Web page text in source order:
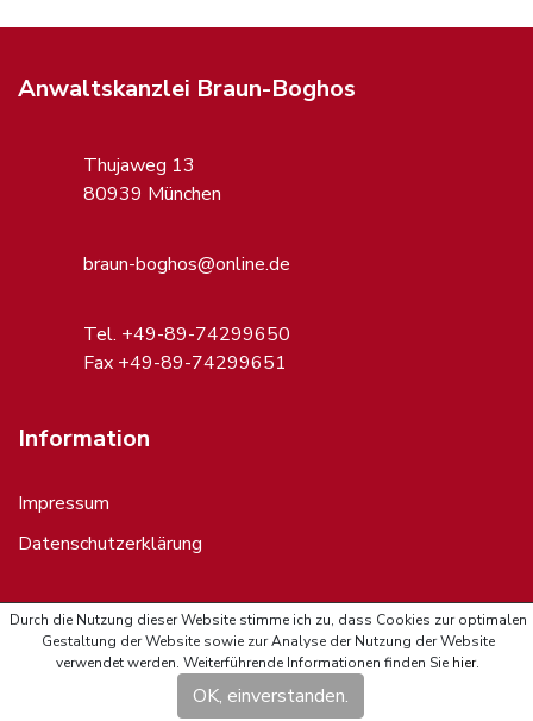
Anwaltskanzlei Braun-Boghos
Thujaweg 13
80939 München
braun-boghos@online.de
Tel. +49-89-74299650
Fax +49-89-74299651
Information
Impressum
Datenschutzerklärung
Copyrights 2019 All Rights Reserved
Programmierung: MAXXmarketing GmbH
Durch die Nutzung dieser Website stimme ich zu, dass Cookies zur optimalen
Gestaltung der Website sowie zur Analyse der Nutzung der Website
verwendet werden. Weiterführende Informationen finden Sie hier.
OK, einverstanden.